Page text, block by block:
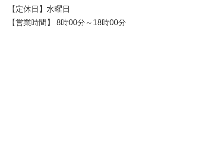
【定休日】水曜日
【営業時間】 8時00分～18時00分